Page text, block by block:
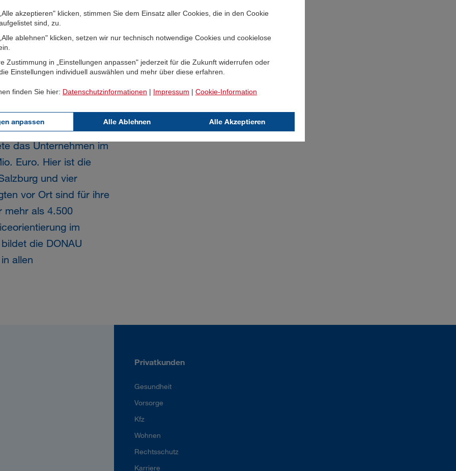
akzeptieren" klicken, stimmen Sie dem Einsatz aller Cookies, die in den Cookie
sind, zu.
ablehnen" klicken, setzen wir nur technisch notwendige Cookies und cookielose
Zustimmung in „Einstellungen anpassen" jederzeit für die Zukunft widerrufen oder
Einstellungen individuell auswählen und mehr über diese erfahren.
finden Sie hier: Datenschutzinformationen | Impressum | Cookie-Information
anpassen Alle Ablehnen Alle Akzeptieren
– als
sehr erfolgreich den
er federführend beim
österreichischen
das Unternehmen im
Euro. Hier ist die
und vier
vor Ort sind für ihre
mehr als 4.500
im
die DONAU
allen
Privatkunden
Gesundheit
Vorsorge
Kfz
Wohnen
Rechtsschutz
Karriere